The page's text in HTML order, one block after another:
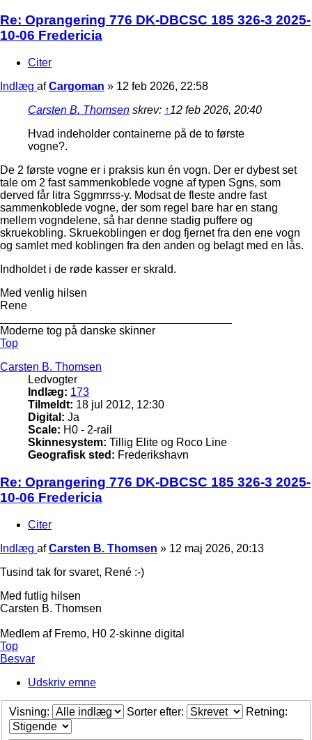
Re: Oprangering 776 DK-DBCSC 185 326-3 2025-
10-06 Fredericia
Citer
Indlæg afCargoman » 12 feb 2026, 22:58
Carsten B. Thomsen skrev: ↑12 feb 2026, 20:40
Hvad indeholder containerne på de to første
vogne?.
De 2 første vogne er i praksis kun én vogn. Der er dybest set
tale om 2 fast sammenkoblede vogne af typen Sgns, som
derved får litra Sggmrrss-y. Modsat de fleste andre fast
sammenkoblede vogne, der som regel bare har en stang
mellem vogndelene, så har denne stadig puffere og
skruekobling. Skruekoblingen er dog fjernet fra den ene vogn
og samlet med koblingen fra den anden og belagt med en lås.
Indholdet i de røde kasser er skrald.
Med venlig hilsen
Rene
Moderne tog på danske skinner
Top
Carsten B. Thomsen
Ledvogter
Indlæg: 173
Tilmeldt: 18 jul 2012, 12:30
Digital: Ja
Scale: H0 - 2-rail
Skinnesystem: Tillig Elite og Roco Line
Geografisk sted: Frederikshavn
Re: Oprangering 776 DK-DBCSC 185 326-3 2025-
10-06 Fredericia
Citer
Indlæg afCarsten B. Thomsen » 12 maj 2026, 20:13
Tusind tak for svaret, René :-)
Med futlig hilsen
Carsten B. Thomsen
Medlem af Fremo, H0 2-skinne digital
Top
Besvar
Udskriv emne
Visning: Sorter efter: Retning: